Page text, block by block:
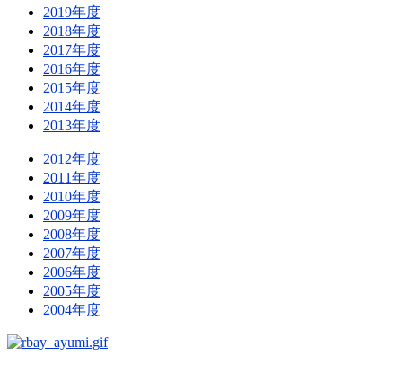
2019年度
2018年度
2017年度
2016年度
2015年度
2014年度
2013年度
2012年度
2011年度
2010年度
2009年度
2008年度
2007年度
2006年度
2005年度
2004年度